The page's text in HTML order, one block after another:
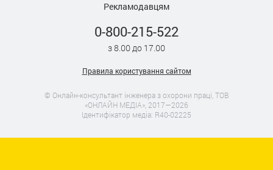
Рекламодавцям
0-800-215-522
з 8.00 до 17.00
Правила користування сайтом
© Онлайн-консультант інженера з охорони праці, ТОВ
«ОНЛАЙН МЕДІА», 2017—2026
Ідентифікатор медіа: R40-02225